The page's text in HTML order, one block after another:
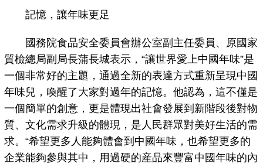
記憶，讓年味更足
國務院食品安全委員會辦公室副主任委員、原國家
質檢總局副局長蒲長城表示，“讓世界愛上中國年味”是
一個非常好的主題，通過全新的表達方式重新呈現中國
年味兒，喚醒了大家對過年的記憶。他認為，這不僅是
一個簡單的創意，更是體現出社會發展到新階段後對物
質、文化需求升級的體現，是人民群眾對美好生活的需
求。“希望更多人能夠體會到中國年味，也希望更多的
企業能夠參與其中，用過硬的産品來豐富中國年味的內